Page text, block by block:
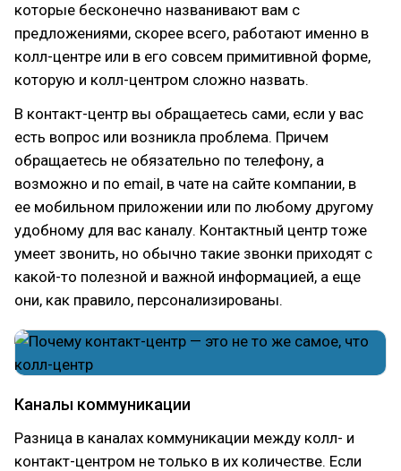
которые бесконечно названивают вам с
предложениями, скорее всего, работают именно в
колл-центре или в его совсем примитивной форме,
которую и колл-центром сложно назвать.
В контакт-центр вы обращаетесь сами, если у вас
есть вопрос или возникла проблема. Причем
обращаетесь не обязательно по телефону, а
возможно и по email, в чате на сайте компании, в
ее мобильном приложении или по любому другому
удобному для вас каналу. Контактный центр тоже
умеет звонить, но обычно такие звонки приходят с
какой-то полезной и важной информацией, а еще
они, как правило, персонализированы.
Каналы коммуникации
Разница в каналах коммуникации между колл- и
контакт-центром не только в их количестве. Если